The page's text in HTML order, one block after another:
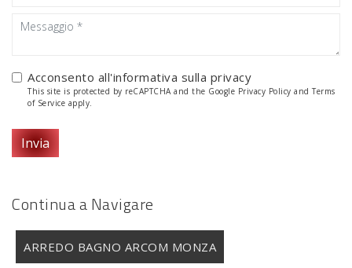
Acconsento all'informativa sulla privacy
This site is protected by reCAPTCHA and the Google Privacy Policy andTerms
of Service apply.
Invia
Continua a Navigare
ARREDO BAGNO ARCOM MONZA